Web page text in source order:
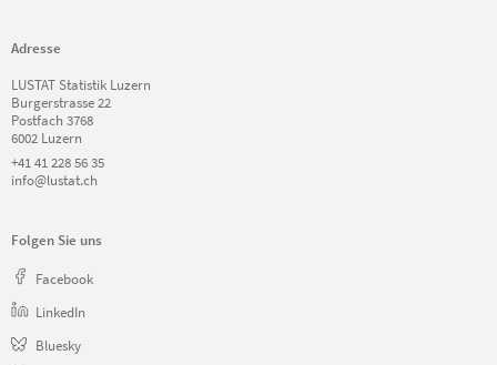
Adresse
LUSTAT Statistik Luzern
Burgerstrasse 22
Postfach 3768
6002 Luzern
+41 41 228 56 35
info@lustat.ch
Folgen Sie uns
Facebook
LinkedIn
Bluesky